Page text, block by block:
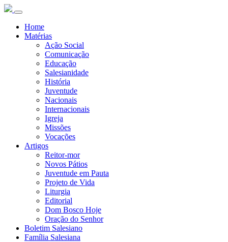
Home
Matérias
Ação Social
Comunicação
Educação
Salesianidade
História
Juventude
Nacionais
Internacionais
Igreja
Missões
Vocações
Artigos
Reitor-mor
Novos Pátios
Juventude em Pauta
Projeto de Vida
Liturgia
Editorial
Dom Bosco Hoje
Oração do Senhor
Boletim Salesiano
Família Salesiana